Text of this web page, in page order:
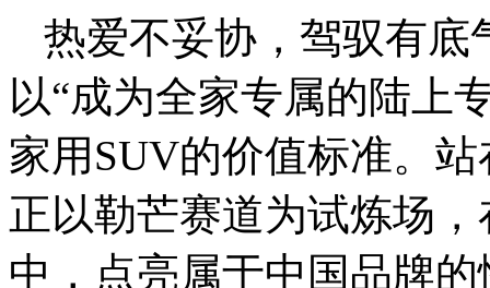
热爱不妥协，驾驭有底
以“成为全家专属的陆上
家用SUV的价值标准。
正以勒芒赛道为试炼场
中，点亮属于中国品牌